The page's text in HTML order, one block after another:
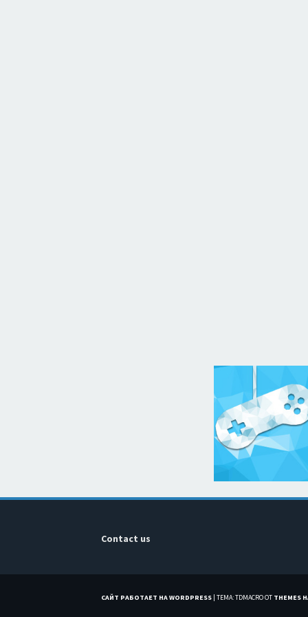
Contact us
САЙТ РАБОТАЕТ НА WORDPRESS ТЕМА: TDMACRO ОТ THEMES